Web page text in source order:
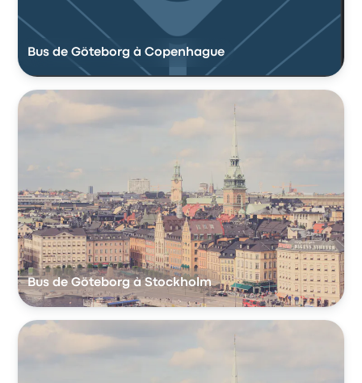
Bus de Göteborg à Copenhague
Bus de Göteborg à Stockholm